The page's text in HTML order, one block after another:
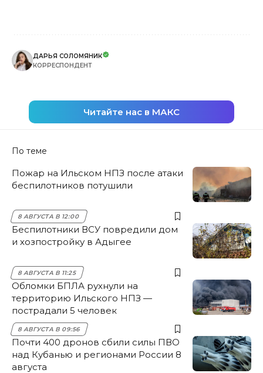
ДАРЬЯ СОЛОМЯНИК
КОРРЕСПОНДЕНТ
Читайте нас в МАКС
По теме
Пожар на Ильском НПЗ после атаки
беспилотников потушили
8 АВГУСТА В 12:00
Беспилотники ВСУ повредили дом
и хозпостройку в Адыгее
8 АВГУСТА В 11:25
Обломки БПЛА рухнули на
территорию Ильского НПЗ —
пострадали 5 человек
8 АВГУСТА В 09:56
Почти 400 дронов сбили силы ПВО
над Кубанью и регионами России 8
августа